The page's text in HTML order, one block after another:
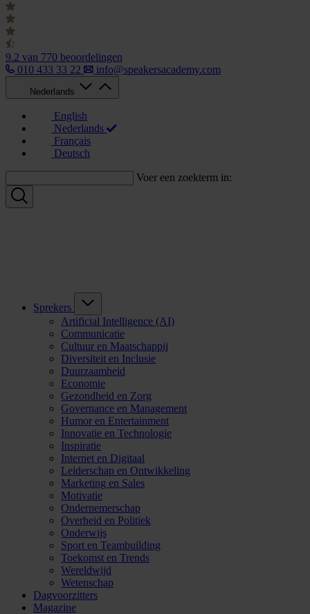
9.2 van 770 beoordelingen
010 433 33 22
info@speakersacademy.com
Nederlands
English
Nederlands
Français
Deutsch
Voer een zoekterm in:
Sprekers
Artificial Intelligence (AI)
Communicatie
Cultuur en Maatschappij
Diversiteit en Inclusie
Duurzaamheid
Economie
Gezondheid en Zorg
Governance en Management
Humor en Entertainment
Innovatie en Technologie
Inspiratie
Internet en Digitaal
Leiderschap en Ontwikkeling
Marketing en Sales
Motivatie
Ondernemerschap
Overheid en Politiek
Onderwijs
Sport en Teambuilding
Toekomst en Trends
Wereldwijd
Wetenschap
Dagvoorzitters
Magazine